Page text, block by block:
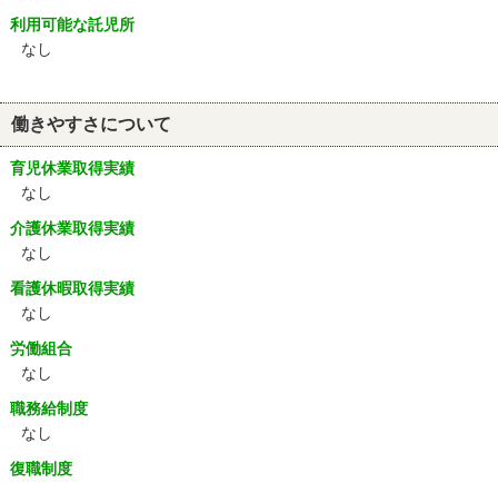
利用可能な託児所
なし
働きやすさについて
育児休業取得実績
なし
介護休業取得実績
なし
看護休暇取得実績
なし
労働組合
なし
職務給制度
なし
復職制度